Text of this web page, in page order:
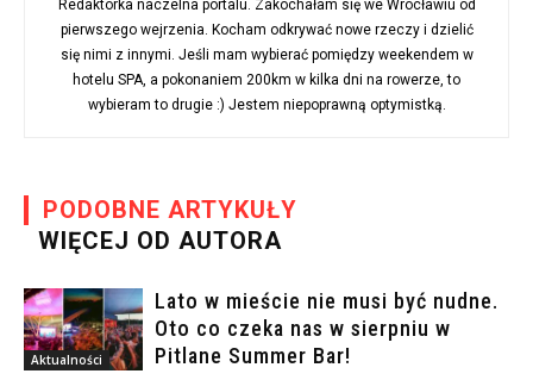
Redaktorka naczelna portalu. Zakochałam się we Wrocławiu od
pierwszego wejrzenia. Kocham odkrywać nowe rzeczy i dzielić
się nimi z innymi. Jeśli mam wybierać pomiędzy weekendem w
hotelu SPA, a pokonaniem 200km w kilka dni na rowerze, to
wybieram to drugie :) Jestem niepoprawną optymistką.
PODOBNE ARTYKUŁY
WIĘCEJ OD AUTORA
Aktualności
Lato w mieście nie musi być nudne.
Oto co czeka nas w sierpniu w
Pitlane Summer Bar!